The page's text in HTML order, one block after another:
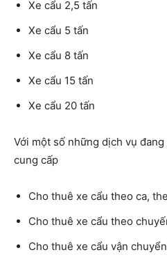
Xe cẩu 2,5 tấn
Xe cẩu 5 tấn
Xe cẩu 8 tấn
Xe cẩu 15 tấn
Xe cẩu 20 tấn
Với một số những dịch vụ
cung cấp
Cho thuê xe cẩu theo ca,
Cho thuê xe cẩu theo
Cho thuê xe cẩu vận